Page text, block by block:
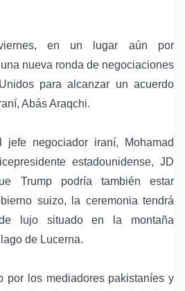
en un lugar aún por
nueva ronda de negociaciones
para alcanzar un acuerdo
Abás Araqchi.
negociador iraní, Mohamad
estadounidense, JD
Trump podría también estar
suizo, la ceremonia tendrá
lujo situado en la montaña
de Lucerna.
por los mediadores pakistaníes y